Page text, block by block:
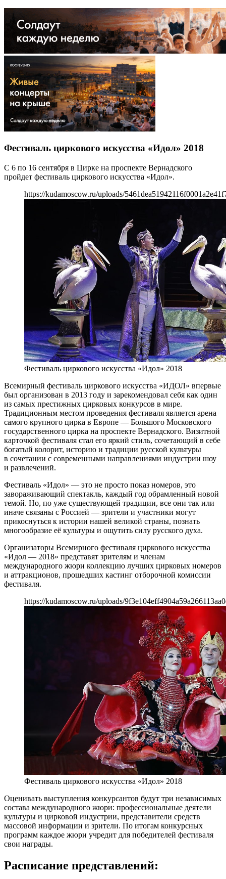
Фестиваль циркового искусства «Идол» 2018
С 6 по 16 сентября в Цирке на проспекте Вернадского
пройдет фестиваль циркового искусства «Идол».
https://kudamoscow.ru/uploads/
Фестиваль циркового искусства «Идол» 2018
Всемирный фестиваль циркового искусства «ИДОЛ» впервые
был организован в 2013 году и зарекомендовал себя как один
из самых престижных цирковых конкурсов в мире.
Традиционным местом проведения фестиваля является арена
самого крупного цирка в Европе — Большого Московского
государственного цирка на проспекте Вернадского. Визитной
карточкой фестиваля стал его яркий стиль, сочетающий в себе
богатый колорит, историю и традиции русской культуры
в сочетании с современными направлениями индустрии шоу
и развлечений.
Фестиваль «Идол» — это не просто показ номеров, это
завораживающий спектакль, каждый год обрамленный новой
темой. Но, по уже существующей традиции, все они так или
иначе связаны с Россией — зрители и участники могут
прикоснуться к истории нашей великой страны, познать
многообразие её культуры и ощутить силу русского духа.
Организаторы Всемирного фестиваля циркового искусства
«Идол — 2018» представят зрителям и членам
международного жюри коллекцию лучших цирковых номеров
и аттракционов, прошедших кастинг отборочной комиссии
фестиваля.
https://kudamoscow.ru/uploads/
Фестиваль циркового искусства «Идол» 2018
Оценивать выступления конкурсантов будут три независимых
состава международного жюри: профессиональные деятели
культуры и цирковой индустрии, представители средств
массовой информации и зрители. По итогам конкурсных
программ каждое жюри учредит для победителей фестиваля
свои награды.
Расписание представлений: